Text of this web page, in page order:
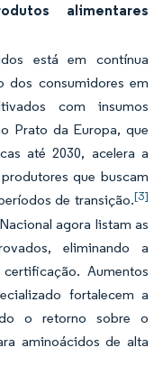
alimentares
está em contínua
dos consumidores em
com insumos
Prato da Europa, que
até 2030, acelera a
que buscam
de transição.[3]
agora listam as
eliminando a
Aumentos
fortalecem a
o retorno sobre o
aminoácidos de alta